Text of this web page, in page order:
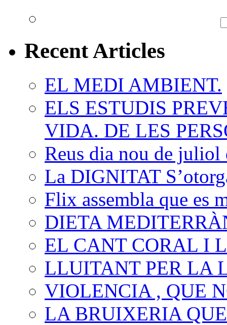
Recent Articles
EL MEDI AMBIENT.
ELS ESTUDIS
VIDA. DE LES
Reus dia nou de juliol
La DIGNITAT
Flix assembla que es
DIETA
EL CANT CORAL I
LLUITANT PER LA
VIOLENCIA , QUE
LA BRUIXERIA